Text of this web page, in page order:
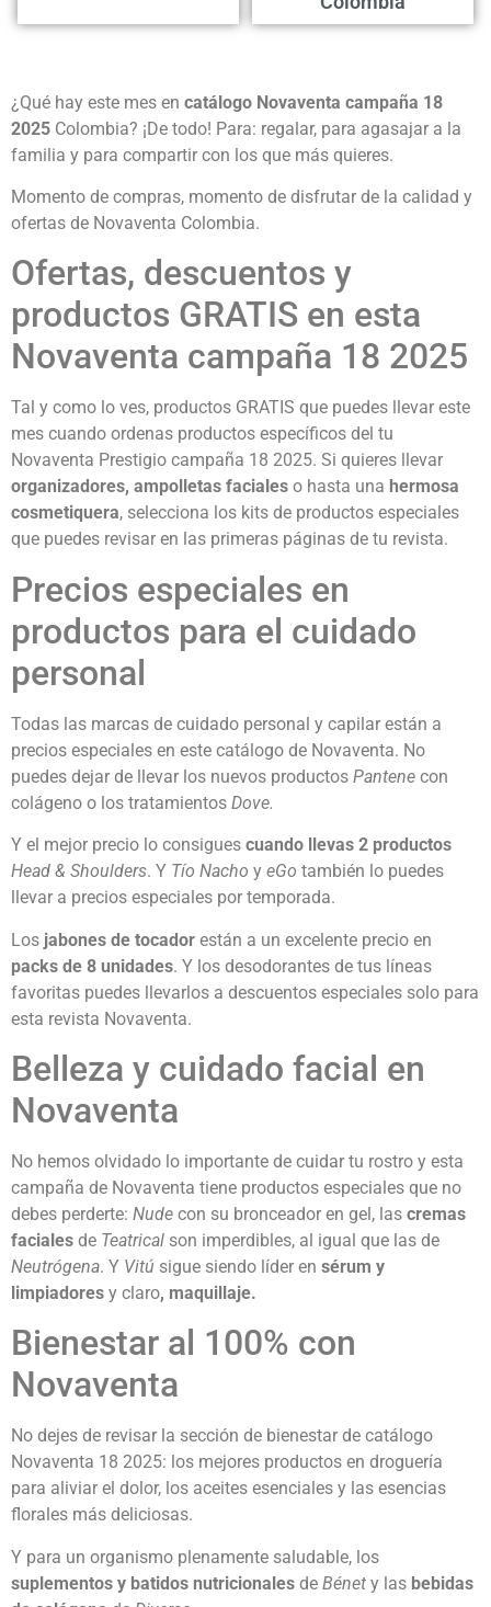
¿Qué hay este mes en catálogo Novaventa campaña 18
2025 Colombia? ¡De todo! Para: regalar, para agasajar a la
familia y para compartir con los que más quieres.
Momento de compras, momento de disfrutar de la calidad y
ofertas de Novaventa Colombia.
Ofertas, descuentos y
productos GRATIS en esta
Novaventa campaña 18 2025
Tal y como lo ves, productos GRATIS que puedes llevar este
mes cuando ordenas productos específicos del tu
Novaventa Prestigio campaña 18 2025. Si quieres llevar
organizadores, ampolletas faciales o hasta una hermosa
cosmetiquera, selecciona los kits de productos especiales
que puedes revisar en las primeras páginas de tu revista.
Precios especiales en
productos para el cuidado
personal
Todas las marcas de cuidado personal y capilar están a
precios especiales en este catálogo de Novaventa. No
puedes dejar de llevar los nuevos productos Pantene con
colágeno o los tratamientos Dove.
Y el mejor precio lo consigues cuando llevas 2 productos
Head & Shoulders. Y Tío Nacho y eGo también lo puedes
llevar a precios especiales por temporada.
Los jabones de tocador están a un excelente precio en
packs de 8 unidades. Y los desodorantes de tus líneas
favoritas puedes llevarlos a descuentos especiales solo para
esta revista Novaventa.
Belleza y cuidado facial en
Novaventa
No hemos olvidado lo importante de cuidar tu rostro y esta
campaña de Novaventa tiene productos especiales que no
debes perderte: Nude con su bronceador en gel, las cremas
faciales de Teatrical son imperdibles, al igual que las de
Neutrógena. Y Vitú sigue siendo líder en sérum y
limpiadores y claro, maquillaje.
Bienestar al 100% con
Novaventa
No dejes de revisar la sección de bienestar de catálogo
Novaventa 18 2025: los mejores productos en droguería
para aliviar el dolor, los aceites esenciales y las esencias
florales más deliciosas.
Y para un organismo plenamente saludable, los
suplementos y batidos nutricionales de Bénet y las bebidas